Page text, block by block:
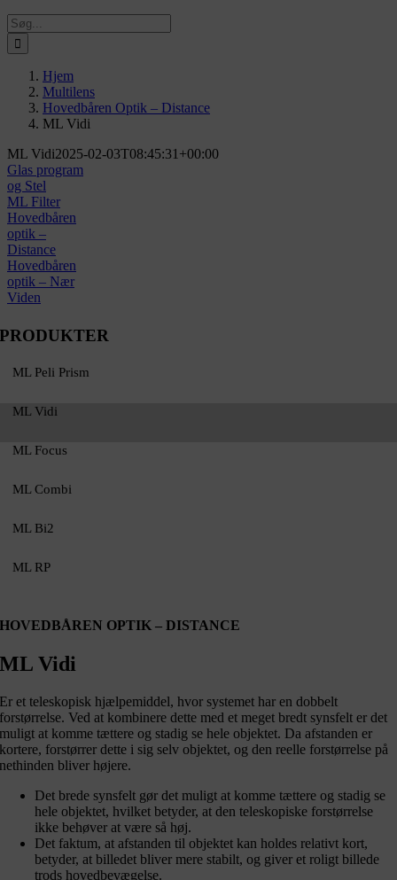
Søg
efter:
Hjem
Multilens
Hovedbåren Optik – Distance
ML Vidi
ML Vidi2025-02-03T08:45:31+00:00
Glas program
og Stel
ML Filter
Hovedbåren
optik –
Distance
Hovedbåren
optik – Nær
Viden
PRODUKTER
ML Peli Prism
ML Vidi
ML Focus
ML Combi
ML Bi2
ML RP
HOVEDBÅREN OPTIK – DISTANCE
ML Vidi
Er et teleskopisk hjælpemiddel, hvor systemet har en dobbelt
forstørrelse. Ved at kombinere dette med et meget bredt synsfelt er det
muligt at komme tættere og stadig se hele objektet. Da afstanden er
kortere, forstørrer dette i sig selv objektet, og den reelle forstørrelse på
nethinden bliver højere.
Det brede synsfelt gør det muligt at komme tættere og stadig se
hele objektet, hvilket betyder, at den teleskopiske forstørrelse
ikke behøver at være så høj.
Det faktum, at afstanden til objektet kan holdes relativt kort,
betyder, at billedet bliver mere stabilt, og giver et roligt billede
trods hovedbevægelse.